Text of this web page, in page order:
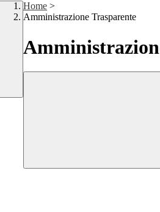
Home >
Amministrazione Trasparente